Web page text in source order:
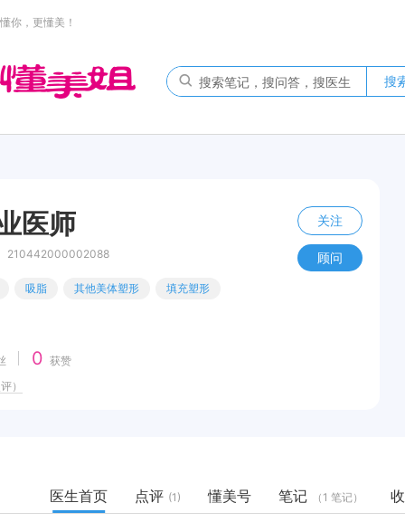
懂你，更懂美！
搜
医师
210442000002088
吸脂 其他美体塑形 填充塑形
0 获赞
）
关注
顾问
医生首页 点评 (1) 懂美号 笔记 （1 笔记）